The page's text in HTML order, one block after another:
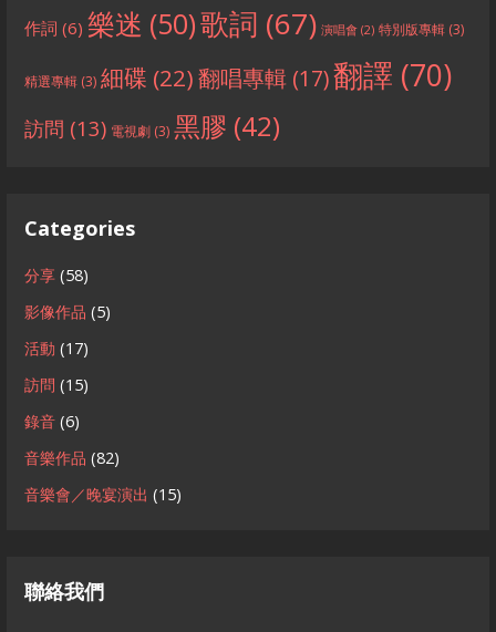
作詞 (6) 樂迷 (50)歌詞 (67) 演唱會 (2) 特別版專輯 (3)
精選專輯 (3) 細碟 (22)翻唱專輯 (17)翻譯 (70)
訪問 (13) 電視劇 (3) 黑膠 (42)
Categories
分享 (58)
影像作品 (5)
活動 (17)
訪問 (15)
錄音 (6)
音樂作品 (82)
音樂會／晚宴演出 (15)
聯絡我們